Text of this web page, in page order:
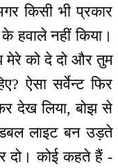
किसी भी प्रकार
हवाले नहीं किया।
को दे दो और तुम
ऐसा सर्वेन्ट फिर
देख लिया, बोझ से
लाइट बन उड़ते
दो। कोई कहते हैं -